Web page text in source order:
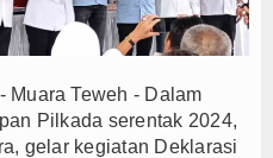
Minta Dugaan Intimidasi
Komisi IX DPR RI Getol Kritisi
Narkoba, UNMA dan Bupati
Muara Teweh - Dalam
Pilkada serentak 2024,
gelar kegiatan Deklarasi